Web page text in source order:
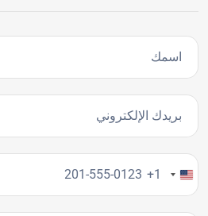
اسمك
بريدك الإلكتروني
رقم هاتفك
+1